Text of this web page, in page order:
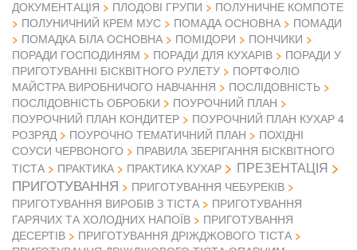
ДОКУМЕНТАЦІЯ ПЛОДОВІ ГРУПИ
ПОЛУНИЧНЕ КОМПОТЕ
ПОЛУНИЧНИЙ КРЕМ МУС
ПОМАДА ОСНОВНА
ПОМАДИ
ПОМАДКА БІЛА ОСНОВНА
ПОМІДОРИ
ПОНЧИКИ
ПОРАДИ ГОСПОДИНЯМ
ПОРАДИ ДЛЯ КУХАРІВ
ПОРАДИ У
ПРИГОТУВАННІ БІСКВІТНОГО РУЛЕТУ
ПОРТФОЛІО
МАЙСТРА ВИРОБНИЧОГО НАВЧАННЯ
ПОСЛІДОВНІСТЬ
ПОСЛІДОВНІСТЬ ОБРОБКИ
ПОУРОЧНИЙ ПЛАН
ПОУРОЧНИЙ ПЛАН КОНДИТЕР
ПОУРОЧНИЙ ПЛАН КУХАР 4
РОЗРЯД
ПОУРОЧНО ТЕМАТИЧНИЙ ПЛАН
ПОХІДНІ
СОУСИ ЧЕРВОНОГО
ПРАВИЛА ЗБЕРІГАННЯ БІСКВІТНОГО
ТІСТА
ПРАКТИКА ПРАКТИКА КУХАР
ПРЕЗЕНТАЦІЯ
ПРИГОТУВАННЯ
ПРИГОТУВАННЯ ЧЕБУРЕКІВ
ПРИГОТУВАННЯ ВИРОБІВ З ТІСТА
ПРИГОТУВАННЯ
ГАРЯЧИХ ТА ХОЛОДНИХ НАПОЇВ
ПРИГОТУВАННЯ
ДЕСЕРТІВ
ПРИГОТУВАННЯ ДРІЖДЖОВОГО ТІСТА